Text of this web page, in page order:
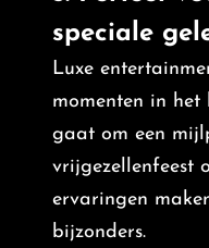
speciale
Luxe
momenten in het
gaat om een
vrijgezellenfeest
ervaringen
bijzonders.